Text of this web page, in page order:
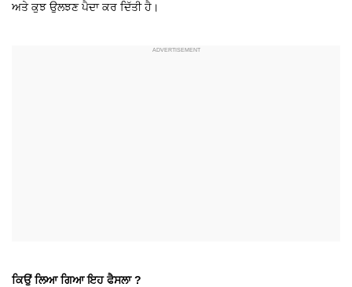
ਅਤੇ ਕੁਝ ਉਲਝਣ ਪੈਦਾ ਕਰ ਦਿੱਤੀ ਹੈ।
ਕਿਉਂ ਲਿਆ ਗਿਆ ਇਹ ਫੈਸਲਾ ?